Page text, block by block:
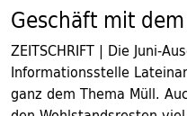
Geschäft mit
ZEITSCHRIFT | Die Juni-
Informationsstelle
ganz dem Thema Müll.